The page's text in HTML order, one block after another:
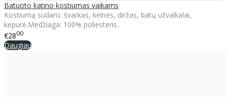
Batuoto katino kostiumas vaikams
Kostiumą sudaro: švarkas, kelnės, diržas, batų užvalkalai,
kepurė.Medžiaga: 100% poliesteris..
€2800
Daugiau